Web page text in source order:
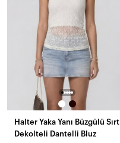
Halter Yaka Yanı Büzgülü Sırt
Dekolteli Dantelli Bluz